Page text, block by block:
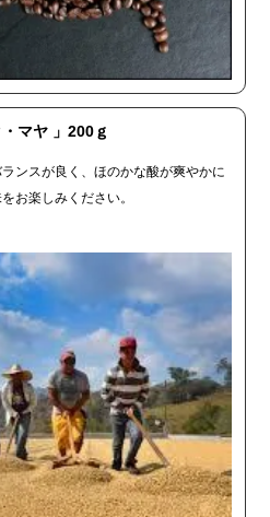
マヤ 」200ｇ
ンスが良く、ほのかな酸が爽やかに
お楽しみください。